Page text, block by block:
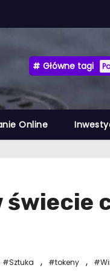
Główne tagi
Online
świecie
#Sztuka , #tokeny ,